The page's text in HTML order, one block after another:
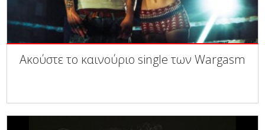
Ακούστε το καινούριο single των Wargasm